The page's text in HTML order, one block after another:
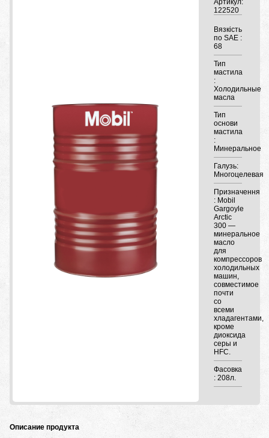
Артикул:
122520
Вязкість
по SAE :
68
Тип
мастила
:
Холодильные
масла
Тип
основи
мастила
:
Минеральное
Галузь:
Многоцелевая
Призначення
: Mobil
Gargoyle
Arctic
300 —
минеральное
масло
для
компрессоров
холодильных
машин,
совместимое
почти
со
всеми
хладагентами,
кроме
диоксида
серы и
HFC.
Фасовка
: 208л.
Описание продукта